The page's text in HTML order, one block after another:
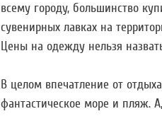
всему городу, большинство
сувенирных лавках на
Цены на одежду нельзя
В целом впечатление от
фантастическое море и пляж.